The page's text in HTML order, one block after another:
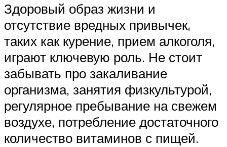
Здоровый образ жизни и
отсутствие вредных привычек,
таких как курение, прием алкоголя,
играют ключевую роль. Не стоит
забывать про закаливание
организма, занятия физкультурой,
регулярное пребывание на свежем
воздухе, потребление достаточного
количество витаминов с пищей.